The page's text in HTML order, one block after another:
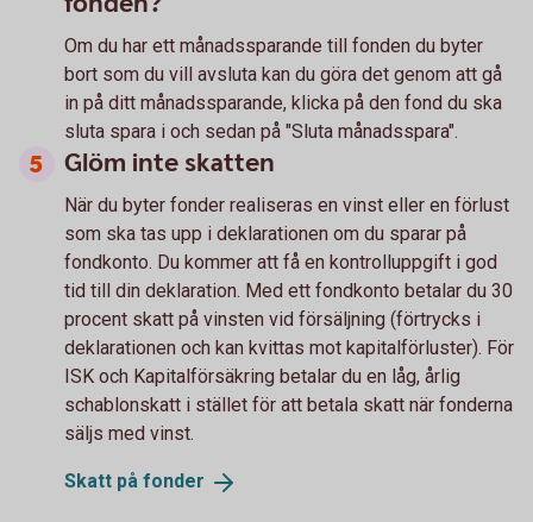
Om du har ett månadssparande till fonden du byter
bort som du vill avsluta kan du göra det genom att gå
in på ditt månadssparande, klicka på den fond du ska
sluta spara i och sedan på "Sluta månadsspara".
Glöm inte skatten
När du byter fonder realiseras en vinst eller en förlust
som ska tas upp i deklarationen om du sparar på
fondkonto. Du kommer att få en kontrolluppgift i god
tid till din deklaration. Med ett fondkonto betalar du 30
procent skatt på vinsten vid försäljning (förtrycks i
deklarationen och kan kvittas mot kapitalförluster). För
ISK och Kapitalförsäkring betalar du en låg, årlig
schablonskatt i stället för att betala skatt när fonderna
säljs med vinst.
Skatt på fonder